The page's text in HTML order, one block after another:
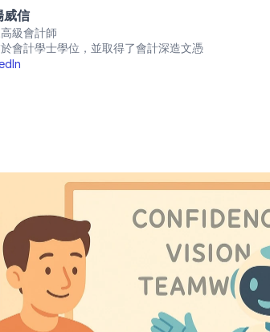
威信
級會計師
會計學士學位，並取得了會計深造文憑